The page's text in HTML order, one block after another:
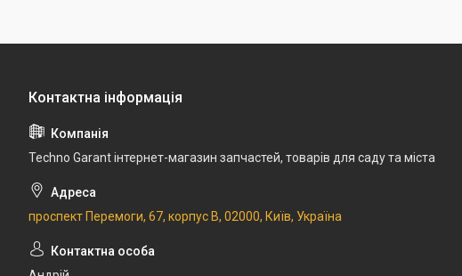
Techno Garant інтернет-магазин запчастей, товарів для саду та міста
проспект Перемоги, 67, корпус В, 02000, Київ, Україна